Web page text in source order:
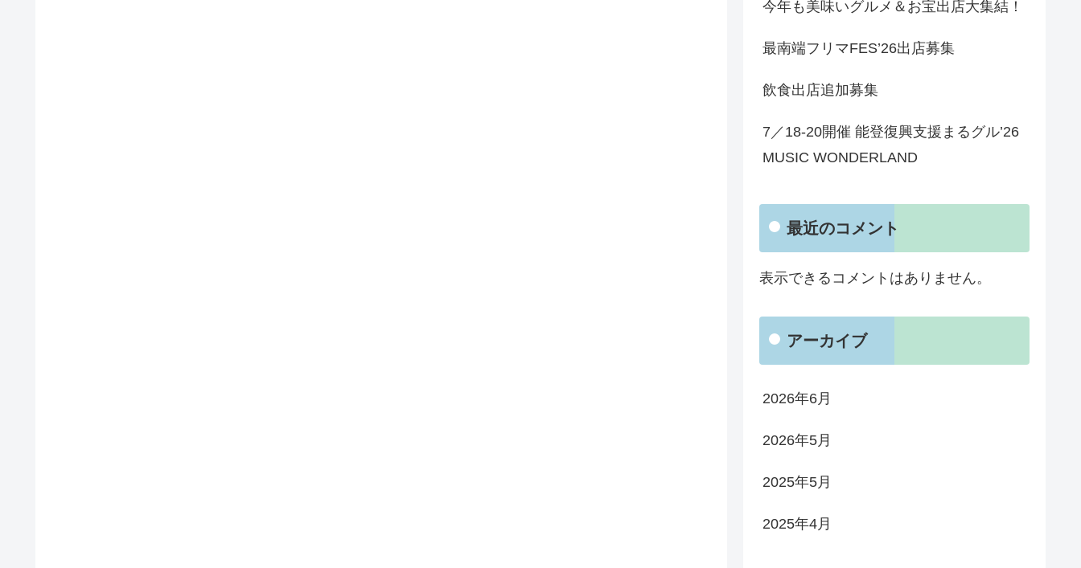
今年も美味いグルメ＆お宝出店大集結！
最南端フリマFES’26出店募集
飲食出店追加募集
7／18-20開催 能登復興支援まるグル’26
MUSIC WONDERLAND
最近のコメント
表示できるコメントはありません。
アーカイブ
2026年6月
2026年5月
2025年5月
2025年4月